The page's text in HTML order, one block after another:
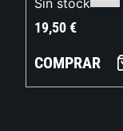
Sin stock
19,50€
COMPRAR